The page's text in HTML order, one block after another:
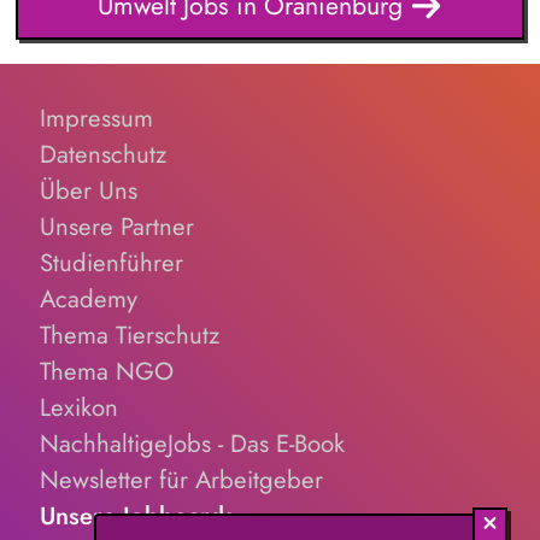
Impressum
Datenschutz
Über Uns
Unsere Partner
Studienführer
Academy
Thema Tierschutz
Thema NGO
Lexikon
NachhaltigeJobs - Das E-Book
Newsletter für Arbeitgeber
Unsere Jobboards